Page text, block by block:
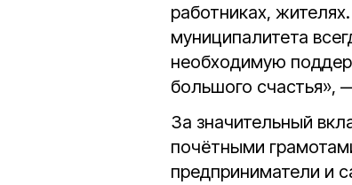
работниках,
муниципалитета
необходимую
большого счастья»,
За значительный
почётными
предприниматели и